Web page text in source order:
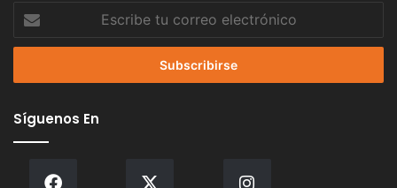
correo
Síguenos En